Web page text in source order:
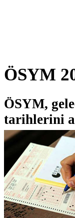
ÖSYM
ÖSYM,
tarihlerini